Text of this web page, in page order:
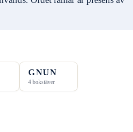
GNUN
4 bokstäver